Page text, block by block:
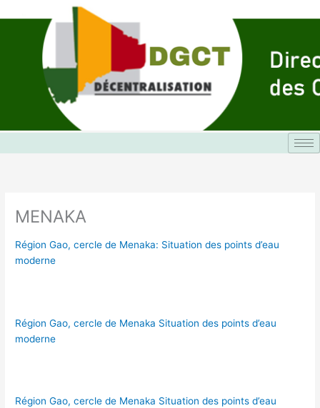
au
MENAKA
Région Gao, cercle de Menaka: Situation des points d’eau
moderne
Région Gao, cercle de Menaka Situation des points d’eau
moderne
Région Gao, cercle de Menaka Situation des points d’eau